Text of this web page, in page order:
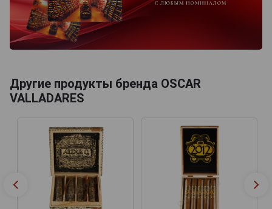
Другие продукты бренда OSCAR
VALLADARES